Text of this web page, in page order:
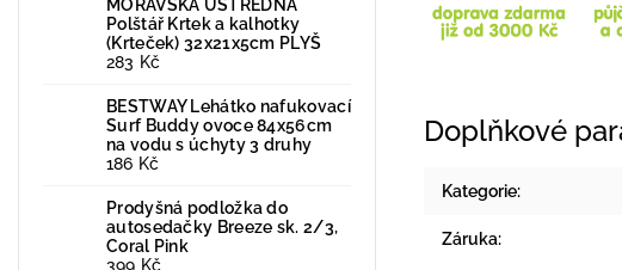
MORAVSKÁ ÚSTŘEDNA
Polštář Krtek a kalhotky
(Krteček) 32x21x5cm PLYŠ
283 Kč
BESTWAY Lehátko nafukovací
Surf Buddy ovoce 84x56cm
na vodu s úchyty 3 druhy
186 Kč
Prodyšná podložka do
autosedačky Breeze sk. 2/3,
Coral Pink
399 Kč
Doplňkové
Kategorie:
Záruka: